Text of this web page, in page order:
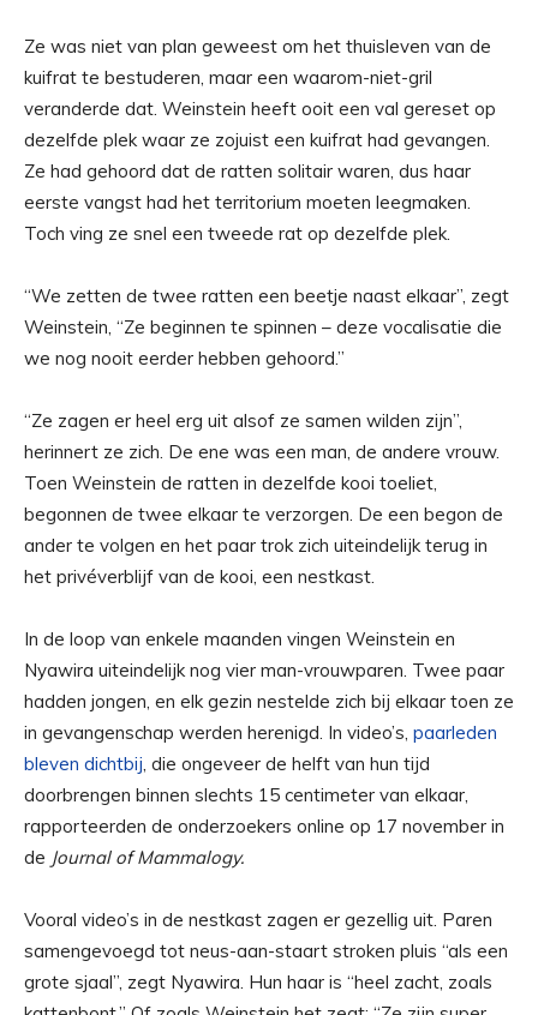
Ze was niet van plan geweest om het thuisleven van de
kuifrat te bestuderen, maar een waarom-niet-gril
veranderde dat. Weinstein heeft ooit een val gereset op
dezelfde plek waar ze zojuist een kuifrat had gevangen.
Ze had gehoord dat de ratten solitair waren, dus haar
eerste vangst had het territorium moeten leegmaken.
Toch ving ze snel een tweede rat op dezelfde plek.
“We zetten de twee ratten een beetje naast elkaar”, zegt
Weinstein, “Ze beginnen te spinnen – deze vocalisatie die
we nog nooit eerder hebben gehoord.”
“Ze zagen er heel erg uit alsof ze samen wilden zijn”,
herinnert ze zich. De ene was een man, de andere vrouw.
Toen Weinstein de ratten in dezelfde kooi toeliet,
begonnen de twee elkaar te verzorgen. De een begon de
ander te volgen en het paar trok zich uiteindelijk terug in
het privéverblijf van de kooi, een nestkast.
In de loop van enkele maanden vingen Weinstein en
Nyawira uiteindelijk nog vier man-vrouwparen. Twee paar
hadden jongen, en elk gezin nestelde zich bij elkaar toen ze
in gevangenschap werden herenigd. In video’s, paarleden
bleven dichtbij, die ongeveer de helft van hun tijd
doorbrengen binnen slechts 15 centimeter van elkaar,
rapporteerden de onderzoekers online op 17 november in
de Journal of Mammalogy.
Vooral video’s in de nestkast zagen er gezellig uit. Paren
samengevoegd tot neus-aan-staart stroken pluis “als een
grote sjaal”, zegt Nyawira. Hun haar is “heel zacht, zoals